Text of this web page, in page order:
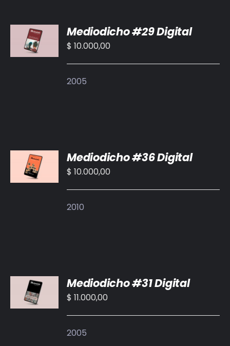
RED EOL
MEDIODICHO
AL
CARRITO
/
Mediodicho #29 Digital
$ 10.000,00
2005
AL
CARRITO
/
Mediodicho #36 Digital
$ 10.000,00
2010
AL
CARRITO
/
Mediodicho #31 Digital
$ 11.000,00
2005